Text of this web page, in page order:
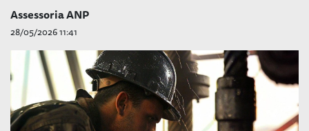
Assessoria ANP
28/05/2026 11:41